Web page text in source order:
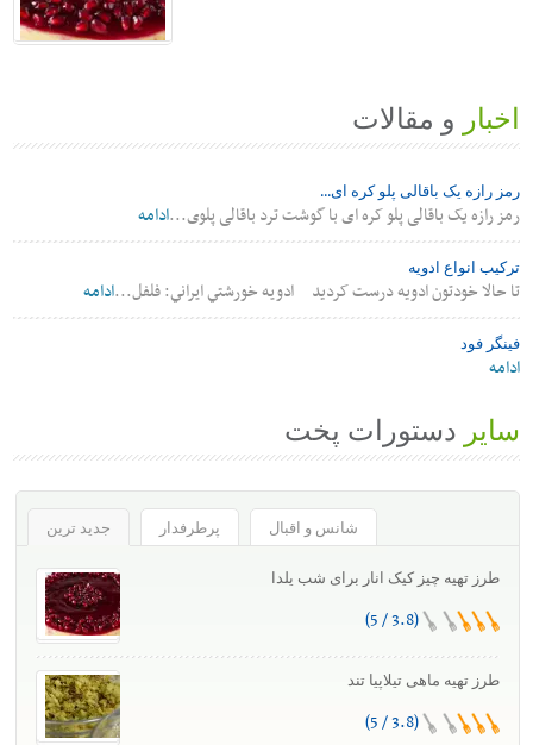
اخبار و مقالات
رمز رازه یک باقالی پلو کره ای...
رمز رازه یک باقالی پلو کره ای با گوشت ترد باقالی پلوی...ادامه
ترکیب انواع ادویه
تا حالا خودتون ادویه درست کردید ادويه خورشتي ايراني: فلفل...ادامه
فینگر فود
ادامه
سایر دستورات پخت
جدید ترین پرطرفدار شانس و اقبال
طرز تهیه چیز کیک انار برای شب یلدا
(3.8 / 5)
طرز تهیه ماهی تیلاپیا تند
(3.8 / 5)